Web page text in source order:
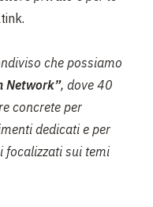
che possiamo
Network”, dove 40
concrete per
dedicati e per
focalizzati sui temi